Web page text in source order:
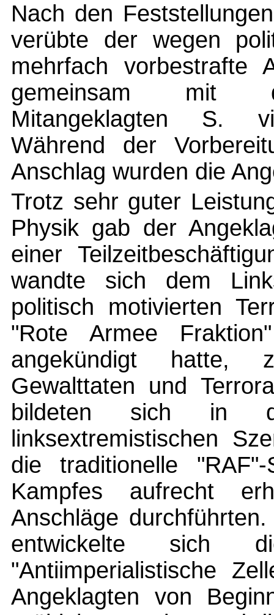
Nach den
verübte der wegen
mehrfach vorbestrafte
gemeinsam mit
Mitangeklagten S.
Während der
Anschlag wurden die
Trotz sehr guter
Physik gab der
einer
wandte sich dem
politisch motivierten
"Rote Armee
angekündigt hatte,
Gewalttaten und
bildeten sich in
linksextremistischen
die traditionelle
Kampfes aufrecht
Anschläge
entwickelte sich
"Antiimperialistische
Angeklagten von